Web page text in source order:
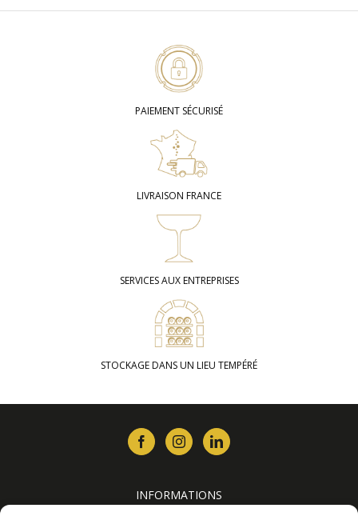
PAIEMENT SÉCURISÉ
LIVRAISON FRANCE
SERVICES AUX ENTREPRISES
STOCKAGE DANS UN LIEU TEMPÉRÉ
INFORMATIONS